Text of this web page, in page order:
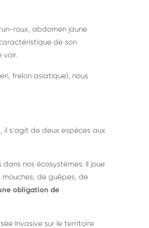
roux, abdomen jaune
de son
voir.
frelon asiatique), nous
il s'agit de deux espèces aux
nos écosystèmes. Il joue
de guêpes, de
obligation de
invasive sur le territoire